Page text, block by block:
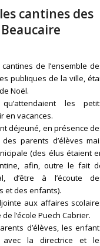
cantines des
de l’ensemble
publiques de la ville,
Noël.
les
en vacances.
déjeuné, en présence
parents d’élèves
(des élus étaient
afin, outre le fait
d’être à l’écoute
et des enfants).
aux affaires
l’école Puech Cabrier.
d’élèves, les
la directrice et